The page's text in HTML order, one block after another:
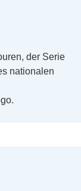
der Serie
nationalen